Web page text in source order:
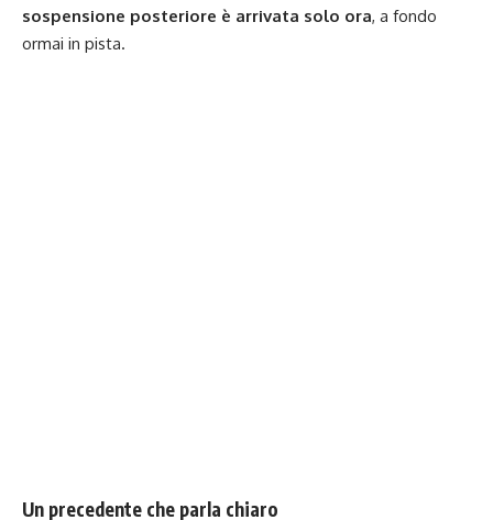
sospensione posteriore è arrivata solo ora, a fondo
ormai in pista.
Un precedente che parla chiaro